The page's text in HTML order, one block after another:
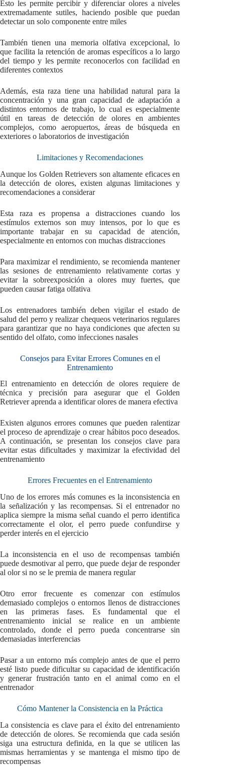
Esto les permite percibir y diferenciar olores a niveles
extremadamente sutiles, haciendo posible que puedan
detectar un solo componente entre miles
También tienen una memoria olfativa excepcional, lo
que facilita la retención de aromas específicos a lo largo
del tiempo y les permite reconocerlos con facilidad en
diferentes contextos
Además, esta raza tiene una habilidad natural para la
concentración y una gran capacidad de adaptación a
distintos entornos de trabajo, lo cual es especialmente
útil en tareas de detección de olores en ambientes
complejos, como aeropuertos, áreas de búsqueda en
exteriores o laboratorios de investigación
Limitaciones y Recomendaciones
Aunque los Golden Retrievers son altamente eficaces en
la detección de olores, existen algunas limitaciones y
recomendaciones a considerar
Esta raza es propensa a distracciones cuando los
estímulos externos son muy intensos, por lo que es
importante trabajar en su capacidad de atención,
especialmente en entornos con muchas distracciones
Para maximizar el rendimiento, se recomienda mantener
las sesiones de entrenamiento relativamente cortas y
evitar la sobreexposición a olores muy fuertes, que
pueden causar fatiga olfativa
Los entrenadores también deben vigilar el estado de
salud del perro y realizar chequeos veterinarios regulares
para garantizar que no haya condiciones que afecten su
sentido del olfato, como infecciones nasales
Consejos para Evitar Errores Comunes en el
Entrenamiento
El entrenamiento en detección de olores requiere de
técnica y precisión para asegurar que el Golden
Retriever aprenda a identificar olores de manera efectiva
Existen algunos errores comunes que pueden ralentizar
el proceso de aprendizaje o crear hábitos poco deseados.
A continuación, se presentan los consejos clave para
evitar estas dificultades y maximizar la efectividad del
entrenamiento
Errores Frecuentes en el Entrenamiento
Uno de los errores más comunes es la inconsistencia en
la señalización y las recompensas. Si el entrenador no
aplica siempre la misma señal cuando el perro identifica
correctamente el olor, el perro puede confundirse y
perder interés en el ejercicio
La inconsistencia en el uso de recompensas también
puede desmotivar al perro, que puede dejar de responder
al olor si no se le premia de manera regular
Otro error frecuente es comenzar con estímulos
demasiado complejos o entornos llenos de distracciones
en las primeras fases. Es fundamental que el
entrenamiento inicial se realice en un ambiente
controlado, donde el perro pueda concentrarse sin
demasiadas interferencias
Pasar a un entorno más complejo antes de que el perro
esté listo puede dificultar su capacidad de identificación
y generar frustración tanto en el animal como en el
entrenador
Cómo Mantener la Consistencia en la Práctica
La consistencia es clave para el éxito del entrenamiento
de detección de olores. Se recomienda que cada sesión
siga una estructura definida, en la que se utilicen las
mismas herramientas y se mantenga el mismo tipo de
recompensas